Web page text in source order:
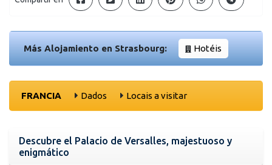
Más Alojamiento en Strasbourg: Hotéis
FRANCIA Dados Locais a visitar
Descubre el Palacio de Versalles, majestuoso y
enigmático